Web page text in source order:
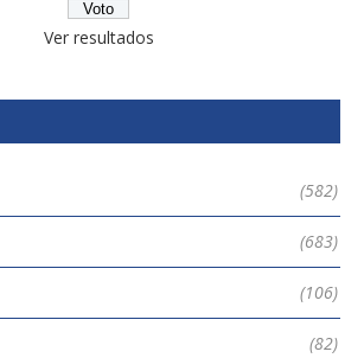
Ver resultados
(582)
(683)
(106)
(82)